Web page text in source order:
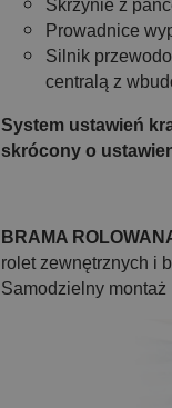
Skrzynie z
Prowadnice
Silnik
centralą z
System ustawień
skrócony o
BRAMA
rolet zewnętrznych i
Samodzielny montaż